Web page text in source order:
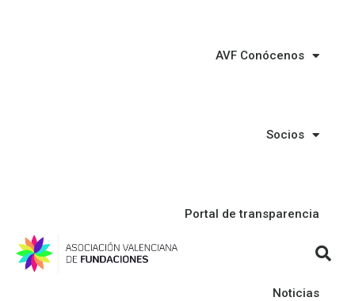
AVF Conócenos
Socios
Portal de transparencia
Noticias